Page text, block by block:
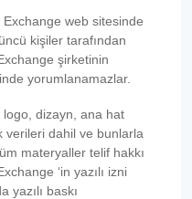
Exchange web sitesinde
kişiler tarafından
şirketinin
yorumlanamazlar.
dizayn, ana hat
verileri dahil ve bunlarla
materyaller telif hakkı
‘in yazılı izni
yazılı baskı